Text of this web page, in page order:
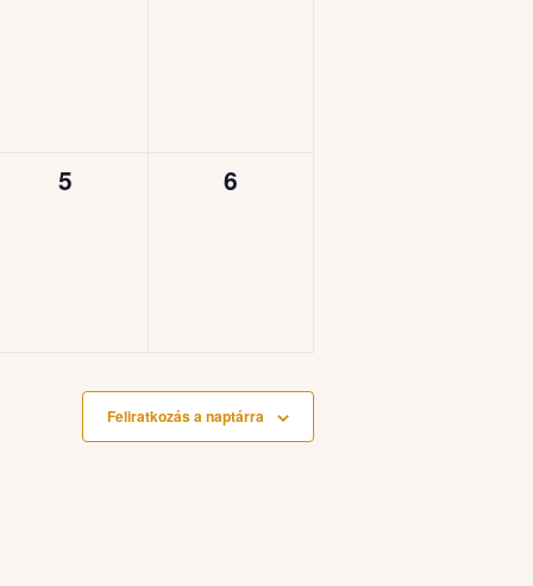
0
5
0
6
Feliratkozás a naptárra